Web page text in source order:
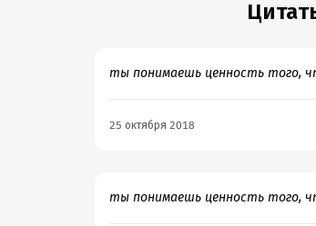
ты понимаешь ценность того,
25 октября 2018
ты понимаешь ценность того,